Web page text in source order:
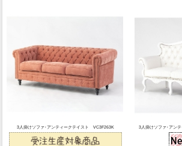
3人掛けソファ･アンティークテイスト VC3F263K 3人掛けソファ･アン